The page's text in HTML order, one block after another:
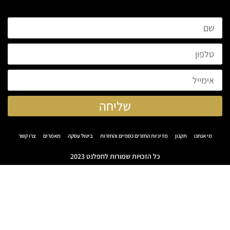
שליחה
מי אנחנו תקנון מדיניות החזרים כספיים והחזרות ביטול עסקה מאמרים צרו קשר
כל הזכויות שמורות לחפלנט 2023